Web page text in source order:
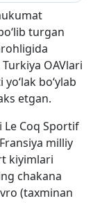
turgan
OAVlari
bo‘ylab
etgan.
Le Coq Sportif
milliy
kiyimlari
chakana
(taxminan